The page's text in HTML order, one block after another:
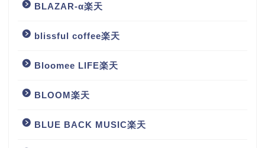
BLAZAR-α楽天
blissful coffee楽天
Bloomee LIFE楽天
BLOOM楽天
BLUE BACK MUSIC楽天